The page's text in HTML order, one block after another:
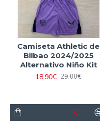
Camiseta Athletic de
Bilbao 2024/2025
Alternativo Niño Kit
18.90€ 29.00€